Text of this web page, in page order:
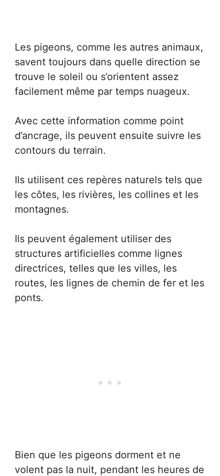
Les pigeons, comme les autres animaux,
savent toujours dans quelle direction se
trouve le soleil ou s’orientent assez
facilement même par temps nuageux.
Avec cette information comme point
d’ancrage, ils peuvent ensuite suivre les
contours du terrain.
Ils utilisent ces repères naturels tels que
les côtes, les rivières, les collines et les
montagnes.
Ils peuvent également utiliser des
structures artificielles comme lignes
directrices, telles que les villes, les
routes, les lignes de chemin de fer et les
ponts.
Bien que les pigeons dorment et ne
volent pas la nuit, pendant les heures de